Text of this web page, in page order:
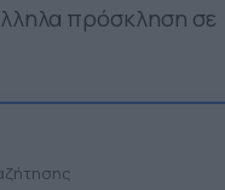
πρόσκληση σε